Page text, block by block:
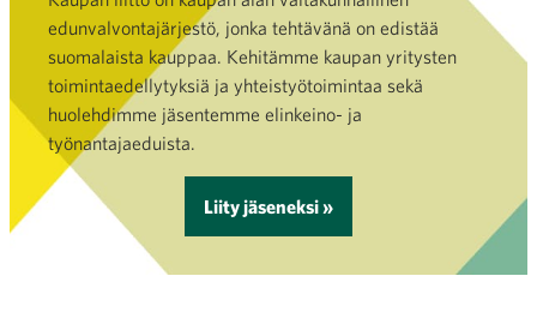
edunvalvontajärjestö, jonka tehtävänä on edistää
suomalaista kauppaa. Kehitämme kaupan yritysten
toimintaedellytyksiä ja yhteistyötoimintaa sekä
huolehdimme jäsentemme elinkeino- ja
työnantajaeduista.
Liity jäseneksi »